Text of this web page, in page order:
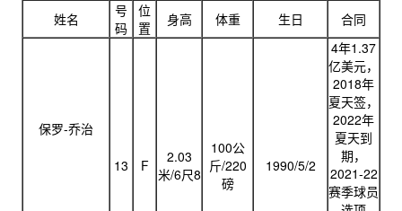
姓名
号
码
位
置
身高 体重 生日 合同
保罗-乔治
13 F
2.03
米/6尺8
100公
斤/220
磅
1990/5/2
4年1.37
亿美元，
2018年
夏天签，
2022年
夏天到
期，
2021-22
赛季球员